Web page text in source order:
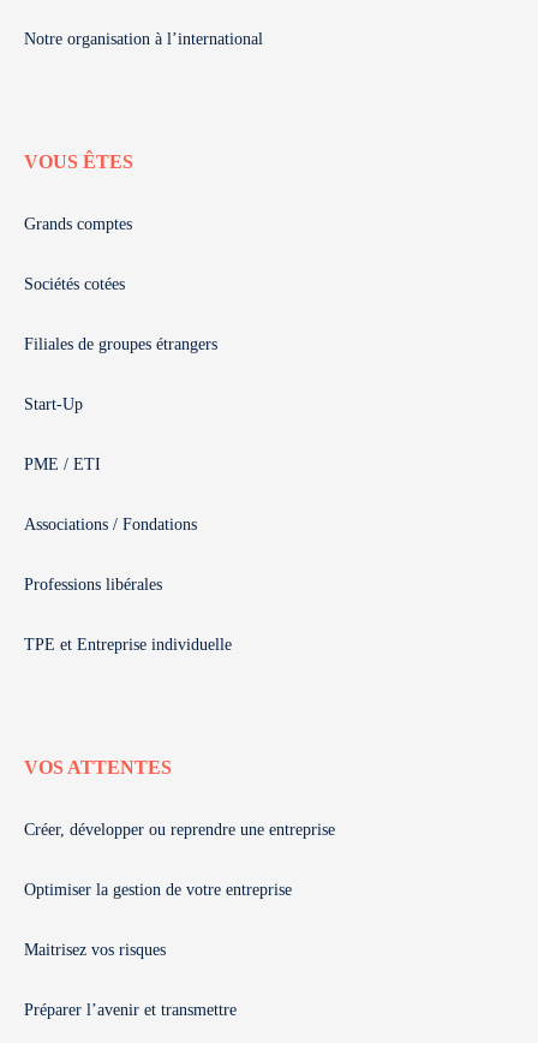
Notre organisation à l’international
VOUS ÊTES
Grands comptes
Sociétés cotées
Filiales de groupes étrangers
Start-Up
PME / ETI
Associations / Fondations
Professions libérales
TPE et Entreprise individuelle
VOS ATTENTES
Créer, développer ou reprendre une entreprise
Optimiser la gestion de votre entreprise
Maitrisez vos risques
Préparer l’avenir et transmettre